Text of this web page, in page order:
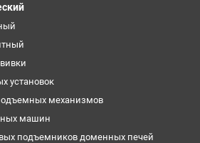
установок
механизмов
машин
подъемников доменных печей